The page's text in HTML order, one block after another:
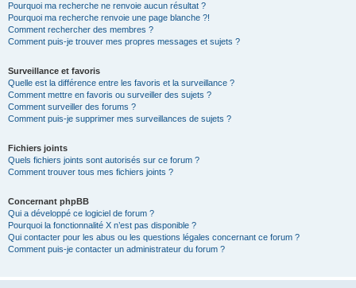
Pourquoi ma recherche ne renvoie aucun résultat ?
Pourquoi ma recherche renvoie une page blanche ?!
Comment rechercher des membres ?
Comment puis-je trouver mes propres messages et sujets ?
Surveillance et favoris
Quelle est la différence entre les favoris et la surveillance ?
Comment mettre en favoris ou surveiller des sujets ?
Comment surveiller des forums ?
Comment puis-je supprimer mes surveillances de sujets ?
Fichiers joints
Quels fichiers joints sont autorisés sur ce forum ?
Comment trouver tous mes fichiers joints ?
Concernant phpBB
Qui a développé ce logiciel de forum ?
Pourquoi la fonctionnalité X n’est pas disponible ?
Qui contacter pour les abus ou les questions légales concernant ce forum ?
Comment puis-je contacter un administrateur du forum ?